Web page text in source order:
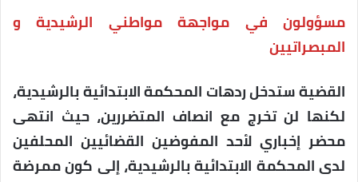
مسؤولون في مواجهة مواطني الرشيدية و
المبصراتيين
القضية ستدخل ردهات المحكمة الابتدائية بالرشيدية،
لكنها لن تخرج مع انصاف المتضررين، حيث انتهى
محضر إخباري لأحد المفوضين القضائيين المحلفين
لدى المحكمة الابتدائية بالرشيدية، إلى كون ممرضة